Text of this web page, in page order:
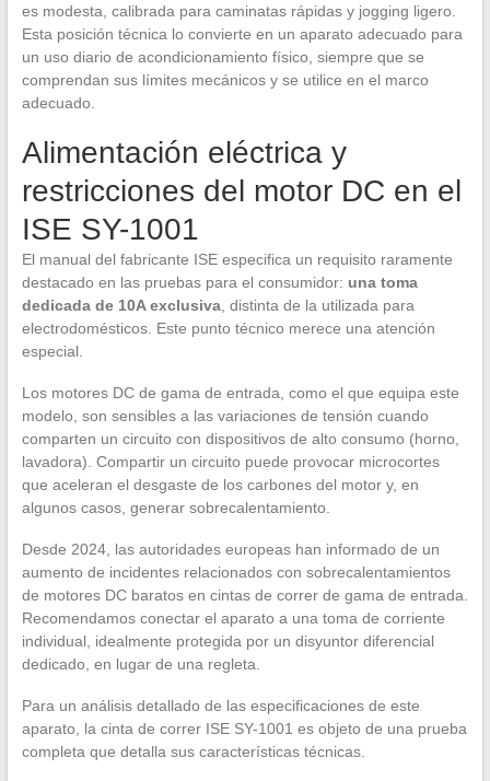
es modesta, calibrada para caminatas rápidas y jogging ligero.
Esta posición técnica lo convierte en un aparato adecuado para
un uso diario de acondicionamiento físico, siempre que se
comprendan sus límites mecánicos y se utilice en el marco
adecuado.
Alimentación eléctrica y
restricciones del motor DC en el
ISE SY-1001
El manual del fabricante ISE especifica un requisito raramente
destacado en las pruebas para el consumidor: una toma
dedicada de 10A exclusiva, distinta de la utilizada para
electrodomésticos. Este punto técnico merece una atención
especial.
Los motores DC de gama de entrada, como el que equipa este
modelo, son sensibles a las variaciones de tensión cuando
comparten un circuito con dispositivos de alto consumo (horno,
lavadora). Compartir un circuito puede provocar microcortes
que aceleran el desgaste de los carbones del motor y, en
algunos casos, generar sobrecalentamiento.
Desde 2024, las autoridades europeas han informado de un
aumento de incidentes relacionados con sobrecalentamientos
de motores DC baratos en cintas de correr de gama de entrada.
Recomendamos conectar el aparato a una toma de corriente
individual, idealmente protegida por un disyuntor diferencial
dedicado, en lugar de una regleta.
Para un análisis detallado de las especificaciones de este
aparato, la cinta de correr ISE SY-1001 es objeto de una prueba
completa que detalla sus características técnicas.